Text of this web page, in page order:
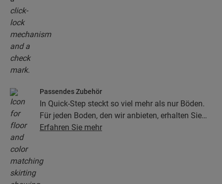
Passendes Zubehör
In Quick-Step steckt so viel mehr als nur Böden.
Für jeden Boden, den wir anbieten, erhalten Sie
eine ganze Kollektion aus Zubehör, einschließlich
Erfahren Sie mehr